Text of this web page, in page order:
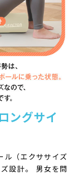
ジ / グレージュ
ングサイ
ル（エクササイズ
設計。 男女を問